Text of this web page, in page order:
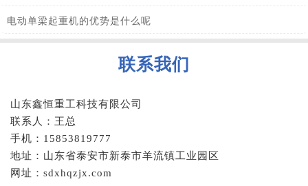
电动单梁起重机的优势是什么呢
联系我们
山东鑫恒重工科技有限公司
联系人：王总
手机：15853819777
地址：山东省泰安市新泰市羊流镇工业园区
网址：sdxhqzjx.com